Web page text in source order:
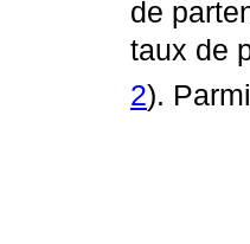
de
taux de
2).